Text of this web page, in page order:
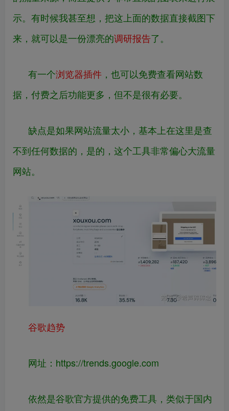
示。有时候我甚至想，把这上面的数据直接截图下
来，就可以是一份漂亮的调研报告了。
有一个浏览器插件 ，也可以免费查看网站数
据，付费之后功能更多，但不是很有必要。
缺点是如果网站流量太小，基本上在这里是查
不到任何数据的，是的，这个工具非常偏心大流量
网站。
谷歌趋势
网址： https://trends.google.com
依然是谷歌官方提供的免费工具，类似于国内